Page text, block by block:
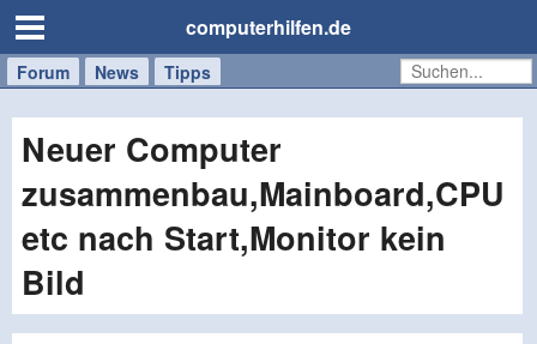
computerhilfen.de
Forum News Tipps
Handy
Tablet
Windows
Mac
Neuer Computer
zusammenbau,Mainboard,CPU
etc nach Start,Monitor kein
Bild